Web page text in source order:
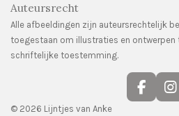
Auteursrecht
Alle afbeeldingen zijn auteursrechtelijk
toegestaan om illustraties en ontwerpen
schriftelijke toestemming.
F
a
I
n
© 2026 Lijntjes van Anke